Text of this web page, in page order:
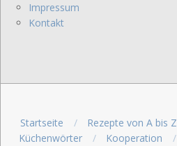
Impressum
Kontakt
Startseite Rezepte von A bis Z
Küchenwörter
Kooperation